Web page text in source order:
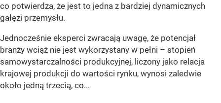
co potwierdza, że jest to jedna z bardziej dynamicznych
gałęzi przemysłu.
Jednocześnie eksperci zwracają uwagę, że potencjał
branży wciąż nie jest wykorzystany w pełni – stopień
samowystarczalności produkcyjnej, liczony jako relacja
krajowej produkcji do wartości rynku, wynosi zaledwie
około jedną trzecią, co...